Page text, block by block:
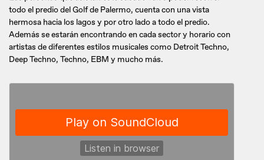
todo el predio del Golf de Palermo, cuenta con una vista
hermosa hacia los lagos y por otro lado a todo el predio.
Además se estarán encontrando en cada sector y horario con
artistas de diferentes estilos musicales como Detroit Techno,
Deep Techno, Techno, EBM y mucho más.